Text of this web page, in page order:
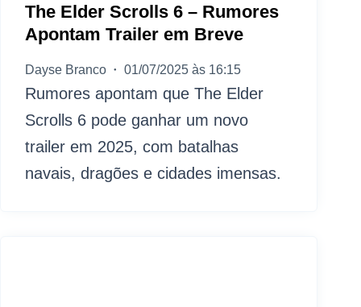
The Elder Scrolls 6 – Rumores
Apontam Trailer em Breve
Dayse Branco 01/07/2025 às 16:15
Rumores apontam que The Elder
Scrolls 6 pode ganhar um novo
trailer em 2025, com batalhas
navais, dragões e cidades imensas.